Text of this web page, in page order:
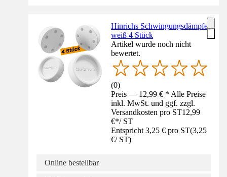
Hinrichs Schwingungsdämpfer
weiß 4 Stück
Artikel wurde noch nicht
bewertet.
(0)
Preis — 12,99 € * Alle Preise
inkl. MwSt. und ggf. zzgl.
Versandkosten pro ST12,99
€*/ ST
Entspricht 3,25 € pro ST(3,25
€/ ST)
Online bestellbar